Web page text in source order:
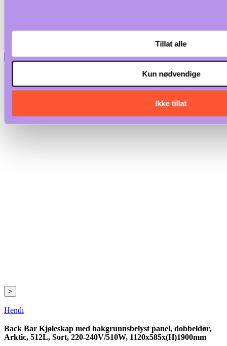
Tillat alle
Kun nødvendige
Ikke tillat
<
>
Hendi
Back Bar Kjøleskap med bakgrunnsbelyst panel, dobbeldør,
Arktic, 512L, Sort, 220-240V/510W, 1120x585x(H)1900mm